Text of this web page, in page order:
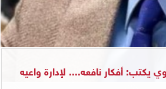
يكتب: أفكار نافعه.... لإدارة واعيه